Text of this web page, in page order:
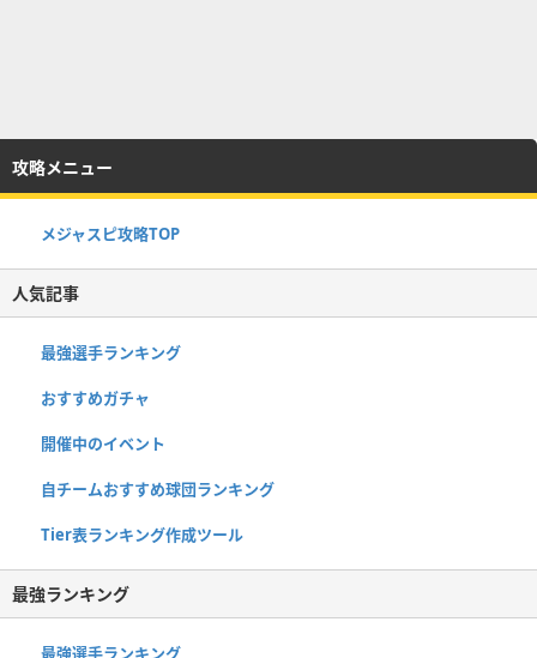
攻略メニュー
メジャスピ攻略TOP
人気記事
最強選手ランキング
おすすめガチャ
開催中のイベント
自チームおすすめ球団ランキング
Tier表ランキング作成ツール
最強ランキング
最強選手ランキング